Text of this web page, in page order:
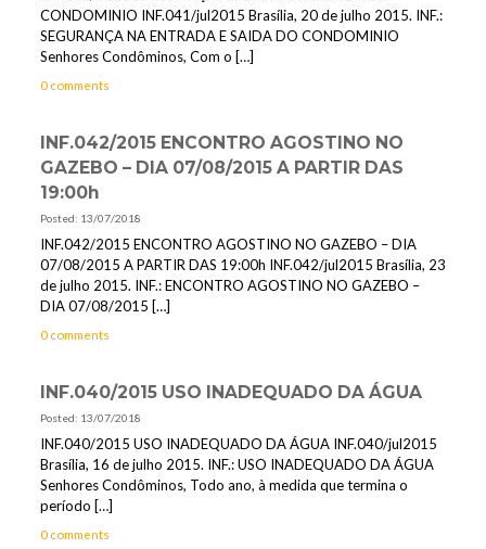
CONDOMINIO INF.041/jul2015 Brasília, 20 de julho 2015. INF.:
SEGURANÇA NA ENTRADA E SAIDA DO CONDOMINIO
Senhores Condôminos, Com o […]
0 comments
INF.042/2015 ENCONTRO AGOSTINO NO
GAZEBO – DIA 07/08/2015 A PARTIR DAS
19:00h
Posted: 13/07/2018
INF.042/2015 ENCONTRO AGOSTINO NO GAZEBO – DIA
07/08/2015 A PARTIR DAS 19:00h INF.042/jul2015 Brasília, 23
de julho 2015. INF.: ENCONTRO AGOSTINO NO GAZEBO –
DIA 07/08/2015 […]
0 comments
INF.040/2015 USO INADEQUADO DA ÁGUA
Posted: 13/07/2018
INF.040/2015 USO INADEQUADO DA ÁGUA INF.040/jul2015
Brasília, 16 de julho 2015. INF.: USO INADEQUADO DA ÁGUA
Senhores Condôminos, Todo ano, à medida que termina o
período […]
0 comments